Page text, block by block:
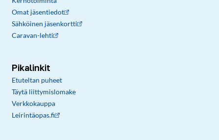
Omat jäsentiedot
Sähköinen jäsenkortti
Caravan-lehti
Pikalinkit
Etuteltan puheet
Täytä liittymislomake
Verkkokauppa
Leirintäopas.fi